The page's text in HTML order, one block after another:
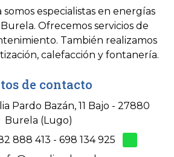
especialistas en energías
Ofrecemos servicios de
También realizamos
calefacción y fontanería.
de contacto
Pardo Bazán, 11 Bajo - 27880
Burela (Lugo)
888 413 - 698 134 925